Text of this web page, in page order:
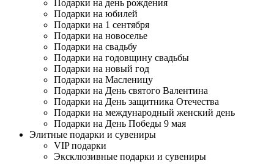
Подарки на день рождения
Подарки на юбилей
Подарки на 1 сентября
Подарки на новоселье
Подарки на свадьбу
Подарки на годовщину свадьбы
Подарки на новый год
Подарки на Масленицу
Подарки на День святого Валентина
Подарки на День защитника Отечества
Подарки на международный женский день
Подарки на День Победы 9 мая
Элитные подарки и сувениры
VIP подарки
Эксклюзивные подарки и сувениры